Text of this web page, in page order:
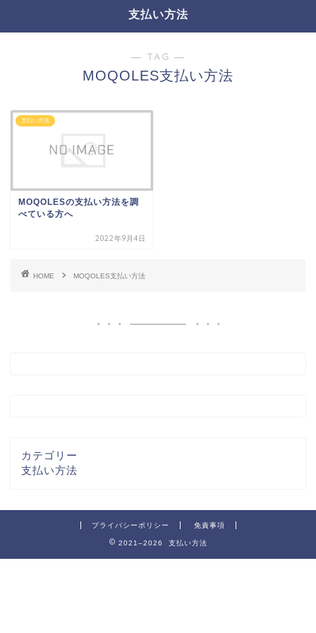
支払い方法
― TAG ―
MOQOLES支払い方法
支払い方法
MOQOLESの支払い方法を調
べている方へ
2022年9月4日
HOME MOQOLES支払い方法
カテゴリー
支払い方法
プライバシーポリシー 免責事項
2021–2026 支払い方法